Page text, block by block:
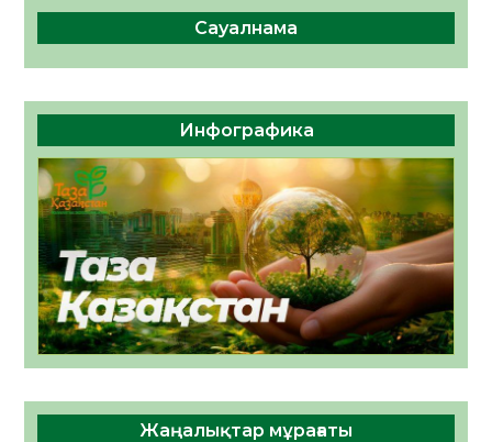
Сауалнама
Инфографика
Жаңалықтар мұрағаты